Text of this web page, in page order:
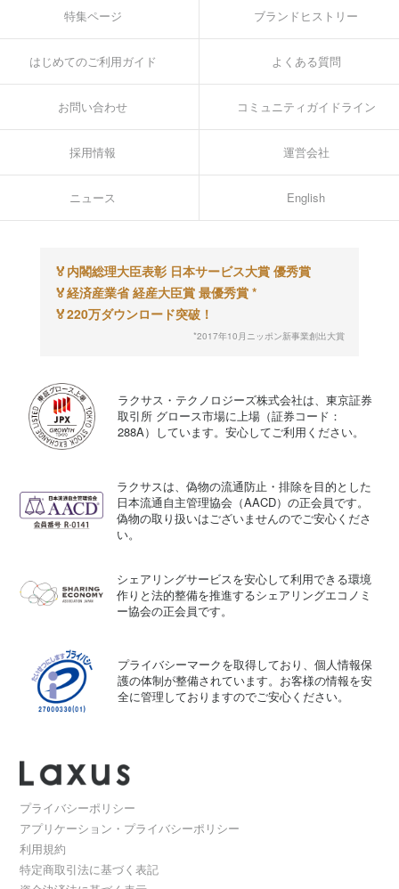
特集ページ ブランドヒストリー
はじめてのご利用ガイド よくある質問
お問い合わせ コミュニティガイドライン
採用情報 運営会社
ニュース English
🏅 内閣総理大臣表彰 日本サービス大賞 優秀賞
🏅経済産業省 経産大臣賞 最優秀賞 *
🏅220万ダウンロード突破！
*2017年10月ニッポン新事業創出大賞
ラクサス・テクノロジーズ株式会社は、東京証券
取引所 グロース市場に上場（証券コード：
288A）しています。安心してご利用ください。
ラクサスは、偽物の流通防止・排除を目的とした
日本流通自主管理協会（AACD）の正会員です。
偽物の取り扱いはございませんのでご安心くださ
い。
シェアリングサービスを安心して利用できる環境
作りと法的整備を推進するシェアリングエコノミ
ー協会の正会員です。
プライバシーマークを取得しており、個人情報保
護の体制が整備されています。お客様の情報を安
全に管理しておりますのでご安心ください。
プライバシーポリシー
アプリケーション・プライバシーポリシー
利用規約
特定商取引法に基づく表記